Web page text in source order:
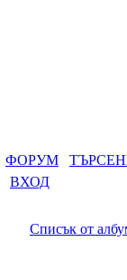
ФОРУМ
ВХОД
Списък от